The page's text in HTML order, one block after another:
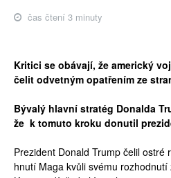
čas čtení 3 minuty
Kritici se obávají, že americký
čelit odvetným opatřením ze
Bývalý hlavní stratég Donalda
že k tomuto kroku donutil
Prezident Donald Trump čelil ostré
hnutí Maga kvůli svému